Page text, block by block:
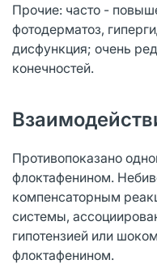
Прочие: часто -
фотодерматоз,
дисфункция; очень
конечностей.
Противопоказано
флоктафенином.
компенсаторным
системы,
гипотензией или
флоктафенином.